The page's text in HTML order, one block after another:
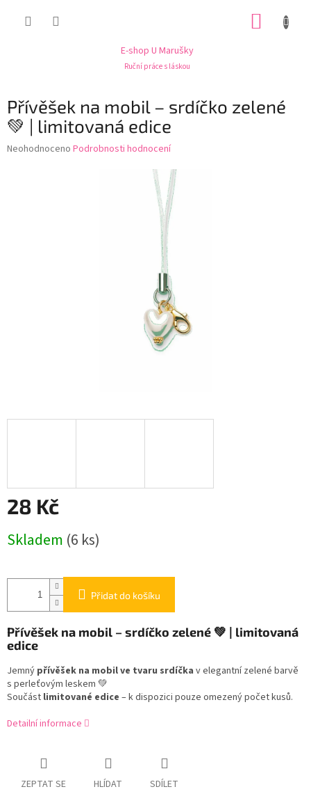
E-shop U Marušky
Ruční práce s láskou
Přívěšek na mobil – srdíčko zelené
💚 | limitovaná edice
Průměrné
Neohodnoceno Podrobnosti hodnocení
28 Kč
cena:
Skladem (6 ks)
Přidat do košíku
Přívěšek na mobil – srdíčko zelené 💚 | limitovaná
edice
Jemný přívěšek na mobil ve tvaru srdíčka v elegantní zelené barvě
s perleťovým leskem 💚
Součást limitované edice – k dispozici pouze omezený počet kusů.
Detailní informace
ZEPTAT SE HLÍDAT SDÍLET